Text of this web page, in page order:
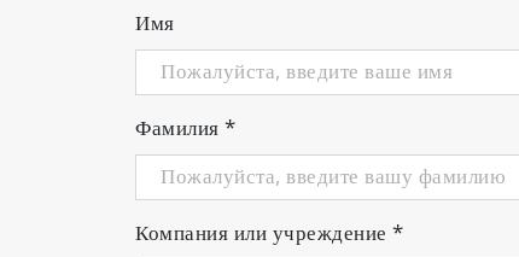
Имя
Фамилия *
Компания или учреждение *